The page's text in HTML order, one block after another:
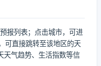
报列表；点击城市，可进
可直接跳转至该地区的天
天气趋势、生活指数等信